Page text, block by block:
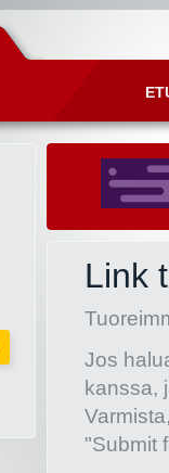
Link
Jos
kanssa,
"Submit